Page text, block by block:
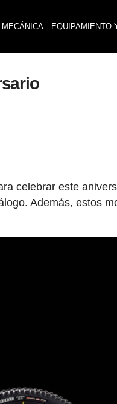
MECÁNICA EQUIPAMIENTO
celebrar este
Además, estos